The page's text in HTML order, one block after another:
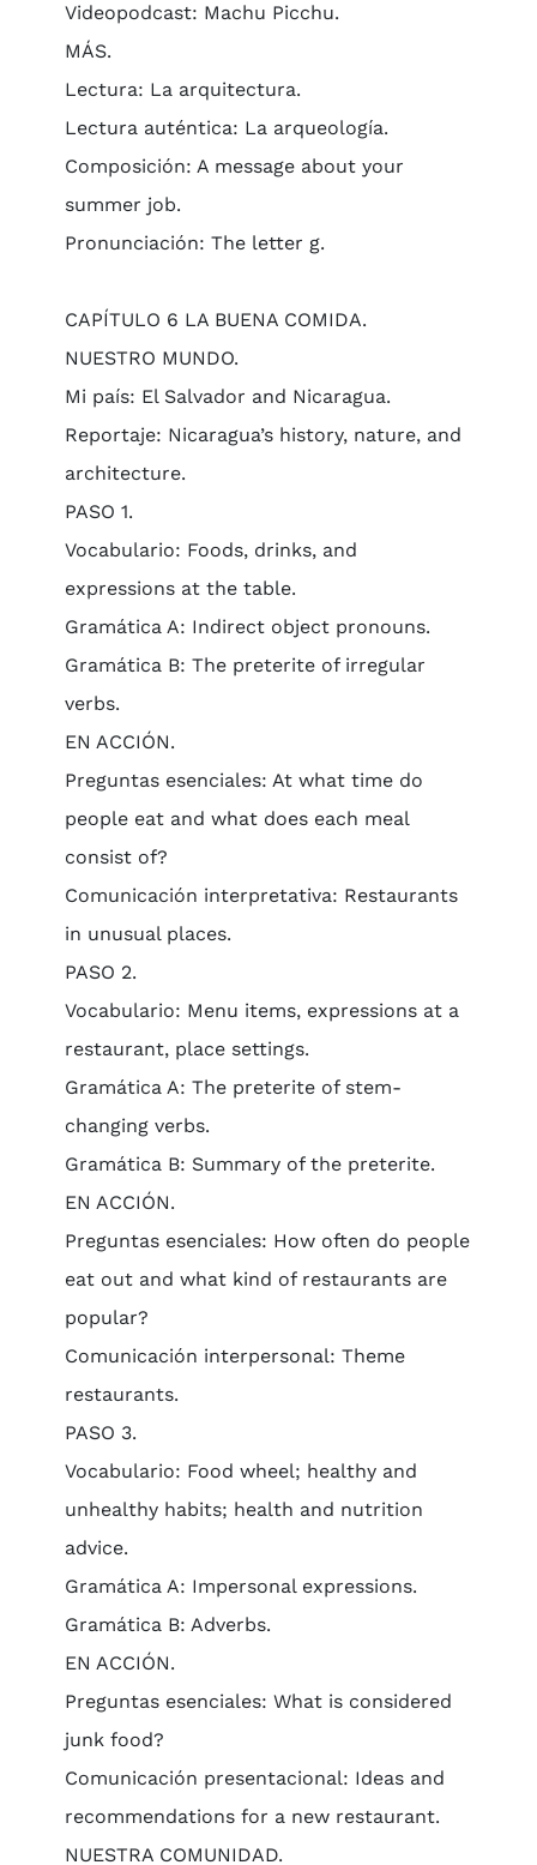
Videopodcast: Machu Picchu.
MÁS.
Lectura: La arquitectura.
Lectura auténtica: La arqueología.
Composición: A message about your
summer job.
Pronunciación: The letter g.
CAPÍTULO 6 LA BUENA COMIDA.
NUESTRO MUNDO.
Mi país: El Salvador and Nicaragua.
Reportaje: Nicaragua’s history, nature, and
architecture.
PASO 1.
Vocabulario: Foods, drinks, and
expressions at the table.
Gramática A: Indirect object pronouns.
Gramática B: The preterite of irregular
verbs.
EN ACCIÓN.
Preguntas esenciales: At what time do
people eat and what does each meal
consist of?
Comunicación interpretativa: Restaurants
in unusual places.
PASO 2.
Vocabulario: Menu items, expressions at a
restaurant, place settings.
Gramática A: The preterite of stem-
changing verbs.
Gramática B: Summary of the preterite.
EN ACCIÓN.
Preguntas esenciales: How often do people
eat out and what kind of restaurants are
popular?
Comunicación interpersonal: Theme
restaurants.
PASO 3.
Vocabulario: Food wheel; healthy and
unhealthy habits; health and nutrition
advice.
Gramática A: Impersonal expressions.
Gramática B: Adverbs.
EN ACCIÓN.
Preguntas esenciales: What is considered
junk food?
Comunicación presentacional: Ideas and
recommendations for a new restaurant.
NUESTRA COMUNIDAD.